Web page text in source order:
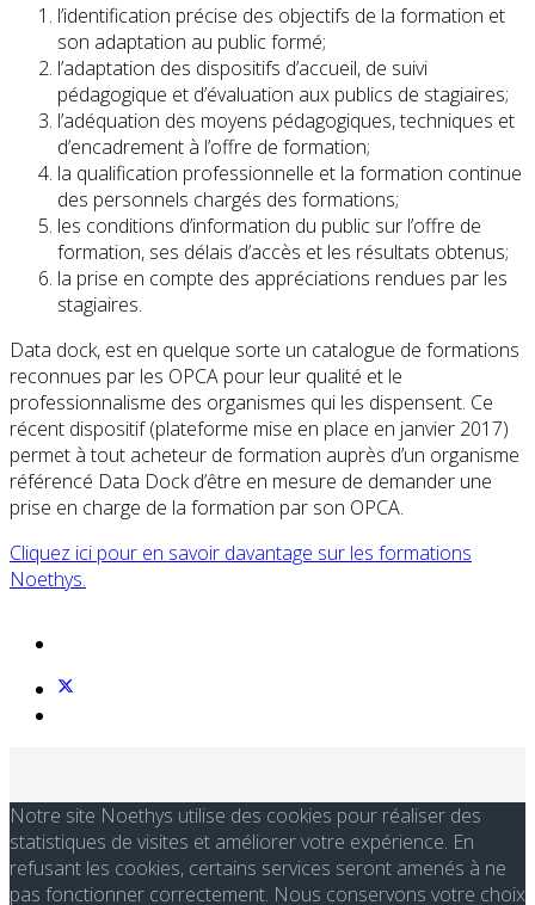
l’identification précise des objectifs de la formation et
son adaptation au public formé;
l’adaptation des dispositifs d’accueil, de suivi
pédagogique et d’évaluation aux publics de stagiaires;
l’adéquation des moyens pédagogiques, techniques et
d’encadrement à l’offre de formation;
la qualification professionnelle et la formation continue
des personnels chargés des formations;
les conditions d’information du public sur l’offre de
formation, ses délais d’accès et les résultats obtenus;
la prise en compte des appréciations rendues par les
stagiaires.
Data dock, est en quelque sorte un catalogue de formations
reconnues par les OPCA pour leur qualité et le
professionnalisme des organismes qui les dispensent. Ce
récent dispositif (plateforme mise en place en janvier 2017)
permet à tout acheteur de formation auprès d’un organisme
référencé Data Dock d’être en mesure de demander une
prise en charge de la formation par son OPCA.
Cliquez ici pour en savoir davantage sur les formations
Noethys.
Notre site Noethys utilise des cookies pour réaliser des
statistiques de visites et améliorer votre expérience. En
refusant les cookies, certains services seront amenés à ne
pas fonctionner correctement. Nous conservons votre choix